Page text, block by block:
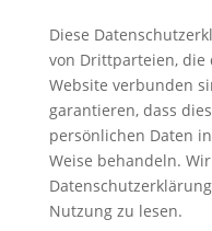
Diese
von Drittparteien, die
Website verbunden
garantieren, dass
persönlichen Daten
Weise behandeln.
Nutzung zu lesen.